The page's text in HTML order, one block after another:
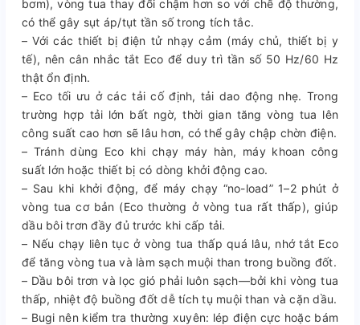
bơm), vòng tua thay đổi chậm hơn so với chế độ thường,
có thể gây sụt áp/tụt tần số trong tích tắc.
– Với các thiết bị điện tử nhạy cảm (máy chủ, thiết bị y
tế), nên cân nhắc tắt Eco để duy trì tần số 50 Hz/60 Hz
thật ổn định.
– Eco tối ưu ở các tải cố định, tải dao động nhẹ. Trong
trường hợp tải lớn bất ngờ, thời gian tăng vòng tua lên
công suất cao hơn sẽ lâu hơn, có thể gây chập chờn điện.
– Tránh dùng Eco khi chạy máy hàn, máy khoan công
suất lớn hoặc thiết bị có dòng khởi động cao.
– Sau khi khởi động, để máy chạy “no-load” 1–2 phút ở
vòng tua cơ bản (Eco thường ở vòng tua rất thấp), giúp
dầu bôi trơn đầy đủ trước khi cấp tải.
– Nếu chạy liên tục ở vòng tua thấp quá lâu, nhớ tắt Eco
để tăng vòng tua và làm sạch muội than trong buồng đốt.
– Dầu bôi trơn và lọc gió phải luôn sạch—bởi khi vòng tua
thấp, nhiệt độ buồng đốt dễ tích tụ muội than và cặn dầu.
– Bugi nên kiểm tra thường xuyên: lép điện cực hoặc bám